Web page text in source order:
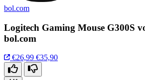
bol.com
Logitech Gaming Mouse G300S
bol.com
€26,99 €35,90